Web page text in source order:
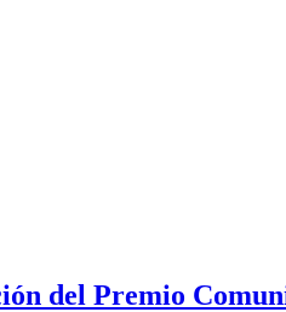
del Premio